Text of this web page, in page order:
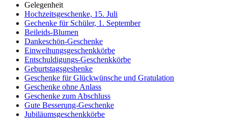
Gelegenheit
Hochzeitsgeschenke, 15. Juli
Gechenke für Schüler, 1. September
Beileids-Blumen
Dankeschön-Geschenke
Einweihungsgeschenkkörbe
Entschuldigungs-Geschenkkörbe
Geburtstagsgeshenke
Geschenke für Glückwünsche und Gratulation
Geschenke ohne Anlass
Geschenke zum Abschluss
Gute Besserung-Geschenke
Jubiläumsgeschenkkörbe